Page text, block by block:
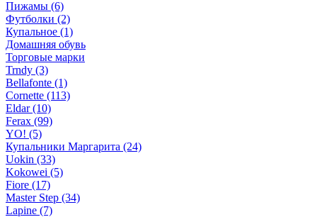
Пижамы (6)
Футболки (2)
Купальное (1)
Домашняя обувь
Торговые марки
Trndy (3)
Bellafonte (1)
Cornette (113)
Eldar (10)
Ferax (99)
YO! (5)
Купальники Маргарита (24)
Uokin (33)
Kokowei (5)
Fiore (17)
Master Step (34)
Lapine (7)